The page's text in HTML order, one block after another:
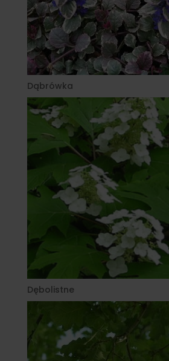
Dąbrówka
Dębolistne